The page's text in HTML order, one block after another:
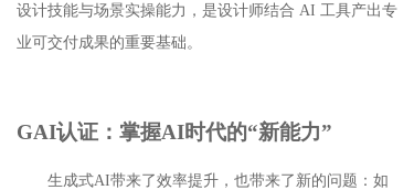
设计技能与场景实操能力 ， 是设计师结合 AI 工具产出专
业可交付成果的重要基础。
GAI认证：掌握AI时代的“新能力”
生成式AI带来了效率提升，也带来了新的问题：如